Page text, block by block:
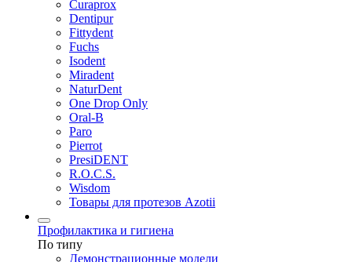
Curaprox
Dentipur
Fittydent
Fuchs
Isodent
Miradent
NaturDent
One Drop Only
Oral-B
Paro
Pierrot
PresiDENT
R.O.C.S.
Wisdom
Товары для протезов Azotii
Профилактика и гигиена
По типу
Демонстрационные модели